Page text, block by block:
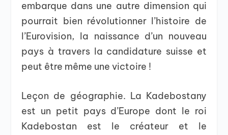
embarque dans une autre dimension qui
pourrait bien révolutionner l’histoire de
l’Eurovision, la naissance d’un nouveau
pays à travers la candidature suisse et
peut être même une victoire !
Leçon de géographie. La Kadebostany
est un petit pays d’Europe dont le roi
Kadebostan est le créateur et le